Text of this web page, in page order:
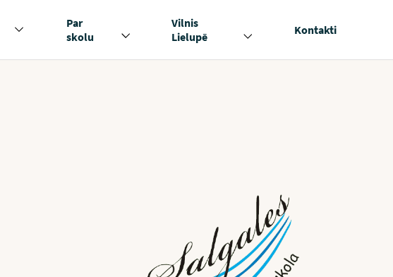
Par
skolu
Vilnis
Lielupē
Kontakti